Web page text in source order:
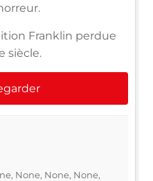
Franklin perdue
siècle.
None, None, None,